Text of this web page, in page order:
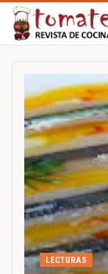
LECTURAS